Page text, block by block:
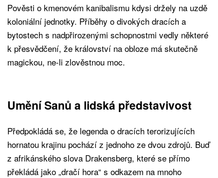
Pověsti o kmenovém kanibalismu kdysi držely na uzdě
koloniální jednotky. Příběhy o divokých dracích a
bytostech s nadpřirozenými schopnostmi vedly některé
k přesvědčení, že království na obloze má skutečně
magickou, ne-li zlověstnou moc.
Umění Sanů a lidská představivost
Předpokládá se, že legenda o dracích terorizujících
hornatou krajinu pochází z jednoho ze dvou zdrojů. Buď
z afrikánského slova Drakensberg, které se přímo
překládá jako „dračí hora“ s odkazem na mnoho